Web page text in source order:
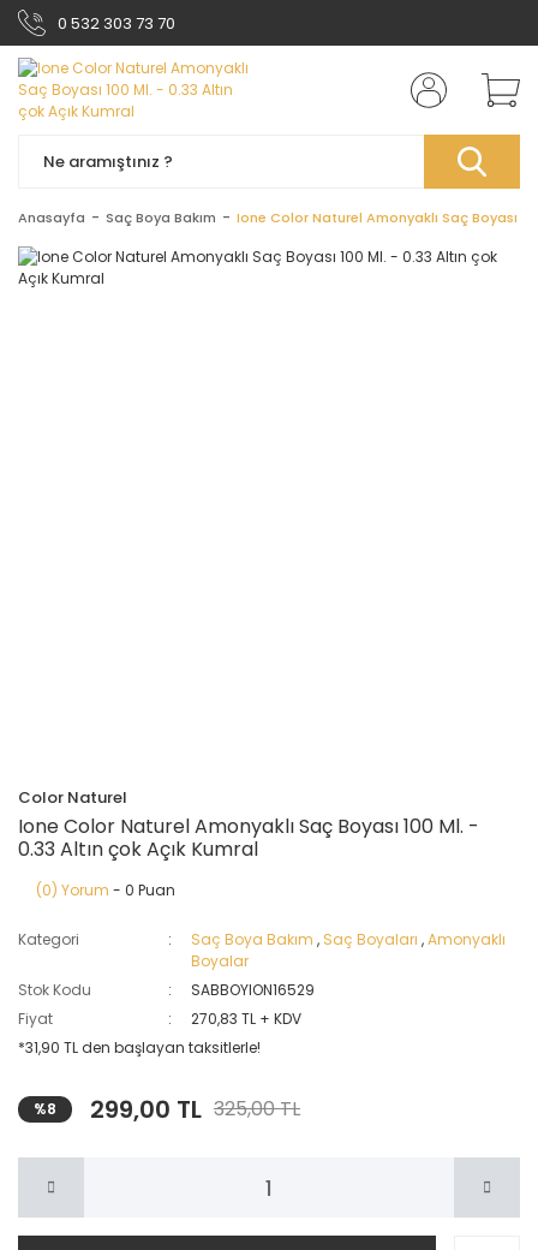
0 532 303 73 70
Anasayfa Saç Boya Bakım Ione Color Naturel Amonyaklı Saç Boyası
Color Naturel
Ione Color Naturel Amonyaklı Saç Boyası 100 Ml. -
0.33 Altın çok Açık Kumral
(0) Yorum - 0 Puan
Kategori Saç Boya Bakım , Saç Boyaları ,Amonyaklı
Boyalar
Stok Kodu
SABBOYION16529
Fiyat
270,83 TL + KDV
*31,90 TL den başlayan taksitlerle!
%8 299,00 TL 325,00 TL